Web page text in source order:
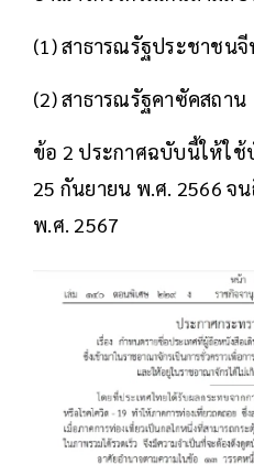
(1) สาธารณรัฐประชาชน
(2) สาธารณรัฐคาซัคสถาน
ข้อ 2 ประกาศฉบับนี้ให้ใช้
25 กันยายน พ.ศ. 2566 จ
พ.ศ. 2567